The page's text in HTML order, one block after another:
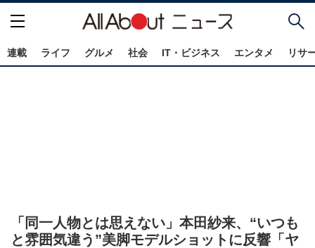
連載 ライフ グルメ 社会 IT・ビジネス エンタメ リサ
「同一人物とは思えない」本田紗来、“いつも
と雰囲気違う”美脚モデルショットに反響「ヤ